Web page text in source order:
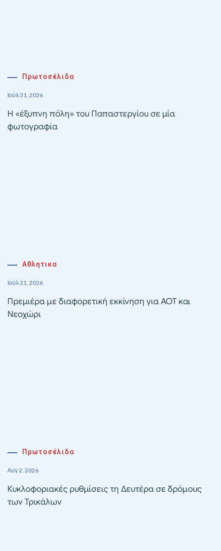
Πρωτοσέλιδα
Ιούλ 31, 2026
Η «έξυπνη πόλη» του Παπαστεργίου σε μία
φωτογραφία
Αθλητικα
Ιούλ 31, 2026
Πρεμιέρα με διαφορετική εκκίνηση για ΑΟΤ και
Νεοχώρι
Πρωτοσέλιδα
Αυγ 2, 2026
Κυκλοφοριακές ρυθμίσεις τη Δευτέρα σε δρόμους
των Τρικάλων